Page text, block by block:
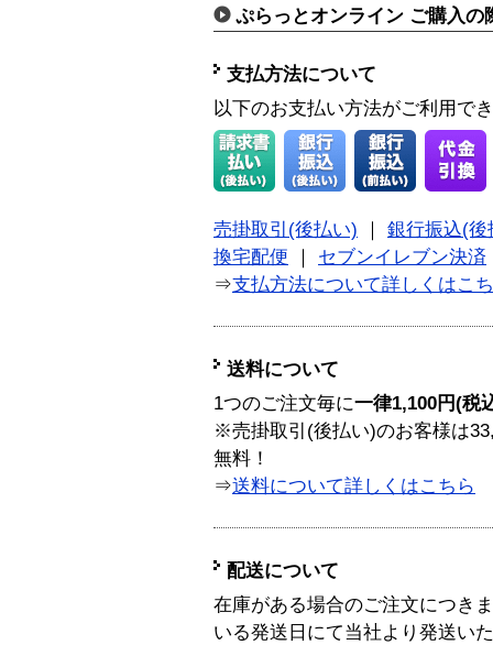
ぷらっとオンライン ご購入の
支払方法について
以下のお支払い方法がご利用で
売掛取引(後払い)
銀行振込(後
換宅配便
セブンイレブン決済
⇒支払方法について詳しくはこ
送料について
1つのご注文毎に一律1,100円(税
※売掛取引(後払い)のお客様は
無料！
⇒送料について詳しくはこちら
配送について
在庫がある場合のご注文につき
いる発送日にて当社より発送い